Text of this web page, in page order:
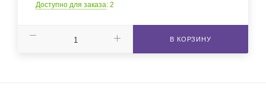
Доступно для заказа: 2
В КОРЗИНУ